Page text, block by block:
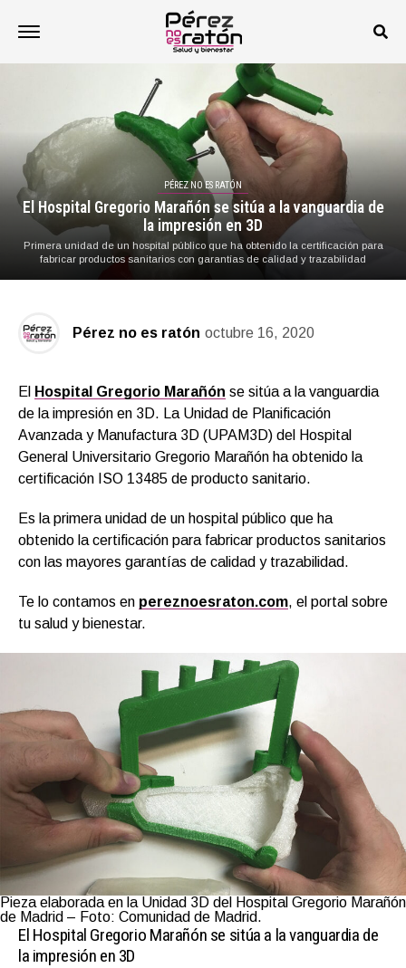
PÉREZ NO ES RATÓN
El Hospital Gregorio Marañón se sitúa a la vanguardia de
la impresión en 3D
Primera unidad de un hospital público que ha obtenido la certificación para
fabricar productos sanitarios con garantías de calidad y trazabilidad
Pérez no es ratón octubre 16, 2020
El Hospital Gregorio Marañón se sitúa a la vanguardia
de la impresión en 3D. La Unidad de Planificación
Avanzada y Manufactura 3D (UPAM3D) del Hospital
General Universitario Gregorio Marañón ha obtenido la
certificación ISO 13485 de producto sanitario.
Es la primera unidad de un hospital público que ha
obtenido la certificación para fabricar productos sanitarios
con las mayores garantías de calidad y trazabilidad.
Te lo contamos en pereznoesraton.com, el portal sobre
tu salud y bienestar.
Pieza elaborada en la Unidad 3D del Hospital Gregorio Marañón
de Madrid – Foto: Comunidad de Madrid.
El Hospital Gregorio Marañón se sitúa a la vanguardia de
la impresión en 3D